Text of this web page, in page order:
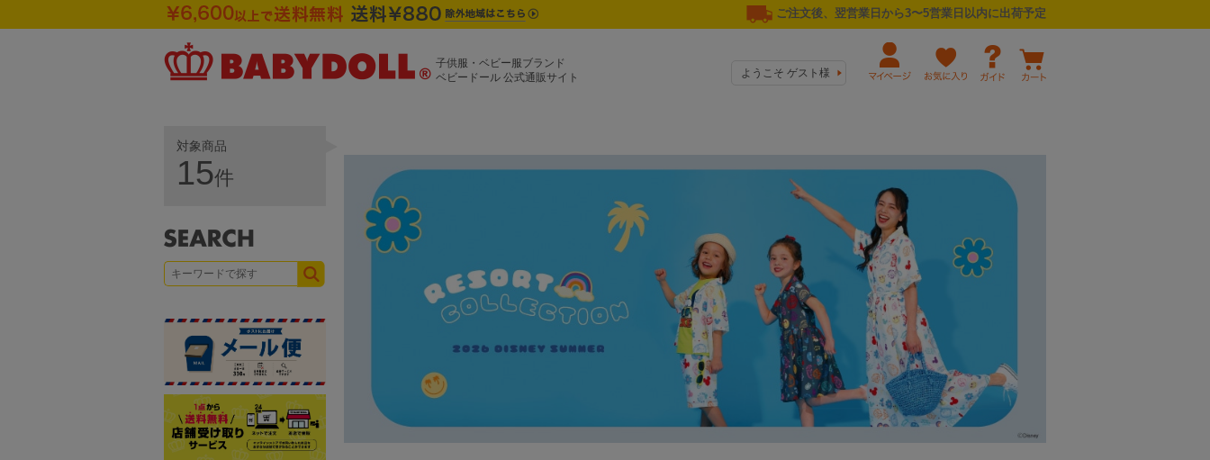
ご注文後、翌営業日から3〜5営業日以内に出荷予定
子供服・ベビー服ブランド
ベビードール 公式通販サイト
ようこそ ゲスト様
対象商品
15件